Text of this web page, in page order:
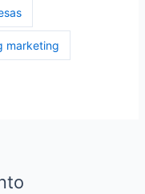
marketing